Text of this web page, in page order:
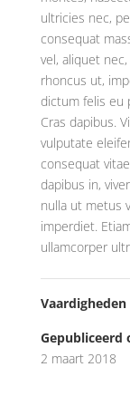
ultricies nec,
consequat
vel, aliquet
rhoncus ut,
dictum felis eu
Cras dapibus.
vulputate
consequat
dapibus in,
nulla ut metus
imperdiet.
ullamcorper
Vaardigheden
Gepubliceerd
2 maart 2018